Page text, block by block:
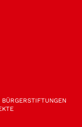
BÜRGER­STIFTUNGEN